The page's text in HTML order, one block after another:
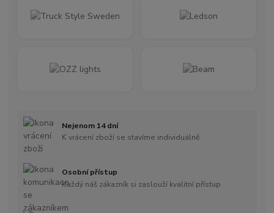
Nejenom 14 dní
K vrácení zboží se stavíme individuálně
Osobní přístup
Každý náš zákazník si zaslouží kvalitní přístup